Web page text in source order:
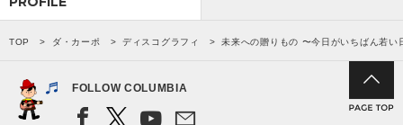
TOP ダ・カーポ ディスコグラフィ 未来への贈りもの 〜今日がいちばん若い
FOLLOW COLUMBIA